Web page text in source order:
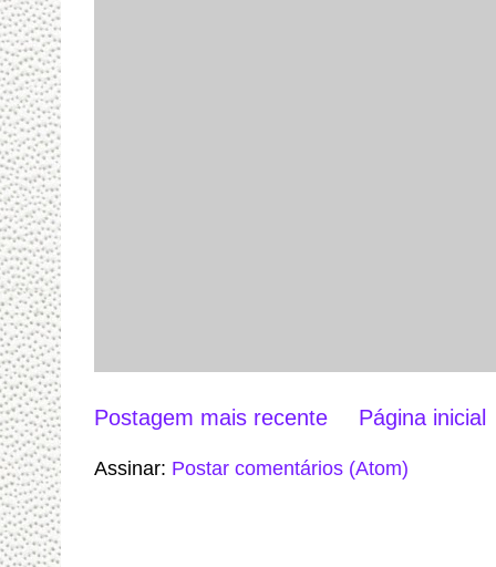
Postagem mais recente Página inicial
Assinar: Postar comentários (Atom)